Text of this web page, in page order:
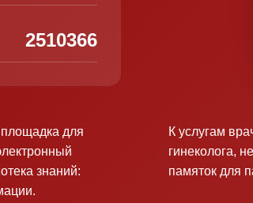
2510366
для
знаний:
К услугам
гинеколога,
памяток для